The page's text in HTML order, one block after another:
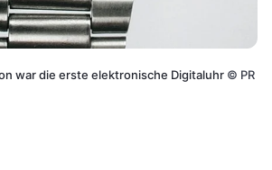
war die erste elektronische Digitaluhr © PR